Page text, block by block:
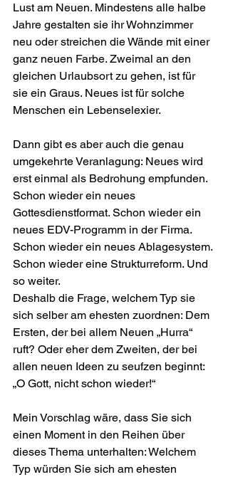
Lust am Neuen. Mindestens alle halbe
Jahre gestalten sie ihr Wohn­zimmer
neu oder streichen die Wände mit einer
ganz neuen Farbe. Zweimal an den
gleichen Urlaubsort zu gehen, ist für
sie ein Graus. Neues ist für solche
Menschen ein Lebenselexier.
Dann gibt es aber auch die genau
umgekehrte Veranlagung: Neues wird
erst einmal als Bedrohung empfunden.
Schon wieder ein neues
Gottesdienstformat. Schon wieder ein
neues EDV-Programm in der Firma.
Schon wieder ein neues Ablagesystem.
Schon wieder eine Strukturreform. Und
so weiter.
Deshalb die Frage, welchem Typ sie
sich selber am ehesten zuordnen: Dem
Ersten, der bei allem Neuen „Hurra“
ruft? Oder eher dem Zweiten, der bei
allen neuen Ideen zu seufzen beginnt:
„O Gott, nicht schon wieder!“
Mein Vorschlag wäre, dass Sie sich
einen Moment in den Reihen über
dieses Thema unterhalten: Welchem
Typ würden Sie sich am ehesten